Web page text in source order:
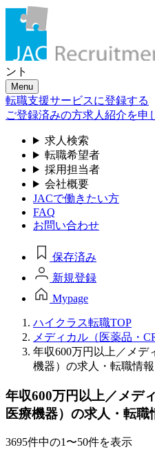
ント
Menu
転職支援サービスに登録する
ご登録済みの方求人紹介を申
求人検索
転職希望者
採用担当者
会社概要
JACで働きたい方
FAQ
お問い合わせ
保存済み
新規登録
Mypage
ハイクラス転職TOP
メディカル（医薬品・
年収600万円以上／メデ
機器）の求人・転職情報
年収600万円以上／メデ
医療機器）の求人・転職
3695件中の1〜50件を表示